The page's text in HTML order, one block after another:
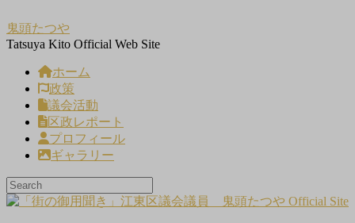
ン
テ
ビ
ゲ
鬼頭たつや
Tatsuya Kito Official Web Site
ホーム
政策
議会活動
区政レポート
プロフィール
ギャラリー